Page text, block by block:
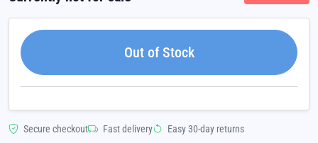
Out of Stock
Secure checkout Fast delivery Easy 30-day returns